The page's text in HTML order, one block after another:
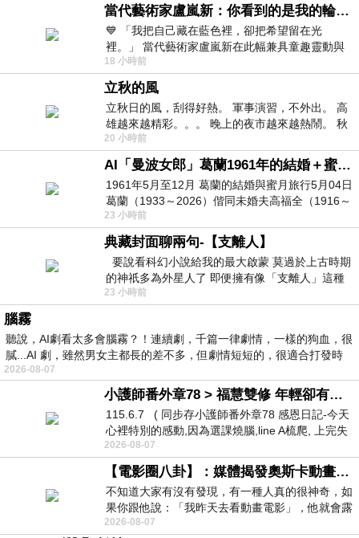
當代藝術家盧嵐新：你看到的是我的輪廓，還是你的故事？——藏在藍色裡的希望與光
💙 「我把自己藏在藍色裡，卻把希望留在光
裡。」 當代藝術家盧嵐新在此幅兼具童趣靈動與
抽象韻味的新作中，用湛藍的羽翼般色塊包覆著
18 小時前
立秋的風
立秋日的風，刮得好熱。 軍事演習，不外出。 高
雄越來越精彩。。。 晚上的夜市越來越熱鬧。 秋
天的風刮得很熱 夜遊消暑熱。。。
20 小時前
AI「曼波女郎」葛蘭1961年的結婚＋蜜月旅行 #戀上老電影 #葛蘭 #粟子
1961年5月至12月 葛蘭的結婚與蜜月旅行5月04日
葛蘭（1933～2026）偕同未婚夫高福全（1916～
2004）乘郵輪赴倫敦6月15日於英國倫敦St.S
23 小時前
典藏封面聊兩句-【支離人】
要說看科幻小說給我的最大啟蒙 莫過於上古時期
的神祇多為外星人了 即便擁有像「支離人」這種
驚世駭俗的神通法門 也未必讀
23 小時前
腦霧
聽說，AI劇看太多會腦霧？！連續劇，千篇一律劇情，一樣的狗血，很
膩...AI 劇，雖然男女主都長的差不多，但劇情短短的，很適合打發時
2026-08-07
小護師番外章78 > 福慧雙修 年輕卻有個老靈魂 ㄑ金剛經〉podcast
115.6.7 ( 同步存小護師番外章78 感恩日記-今天
心裡特別的感動,因為選課燒腦,line A梳爬, 上完失
智課的她,特來傾
2026-08-07
【電影圈八卦】：媒體揭發奧斯卡動畫項目投票醜聞！好萊塢為什麼看不起動畫電影？
不知道大家有沒有發現，有一種人真的很神奇，如
果你跟他說：「我昨天去看動畫電影」，他就會露
出一種慈祥的微笑，然後問你是不是陪小
2026-08-07